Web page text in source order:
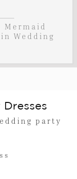
Mermaid
Wedding
party